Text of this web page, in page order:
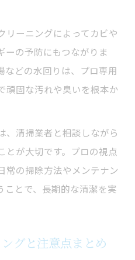
リーニングによってカビや
ーの予防にもつながりま
などの水回りは、プロ専用
頑固な汚れや臭いを根本か
、清掃業者と相談しながら
とが大切です。プロの視点
常の掃除方法やメンテナン
ことで、長期的な清潔を実
グと注意点まとめ